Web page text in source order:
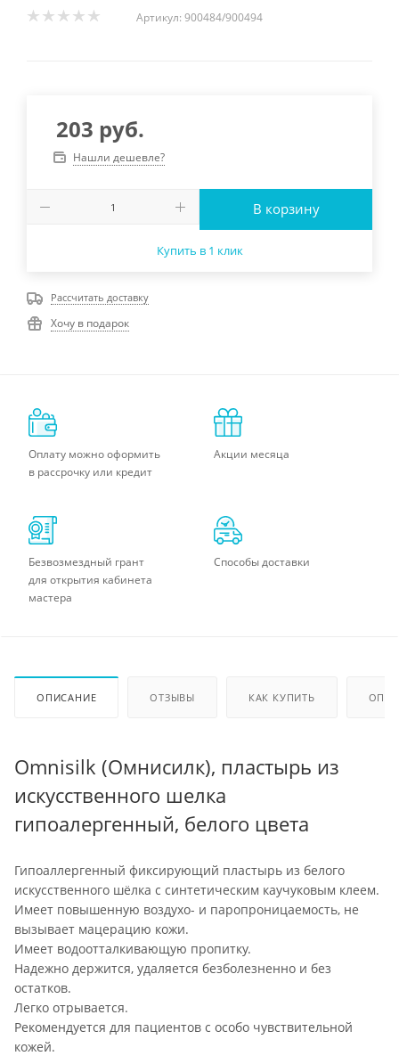
Артикул: 900484/900494
203 руб.
Нашли дешевле?
В корзину
Купить в 1 клик
Рассчитать доставку
Хочу в подарок
Оплату можно оформить
в рассрочку или кредит
Акции месяца
Безвозмездный грант
для открытия кабинета
мастера
Способы доставки
ОПИСАНИЕ ОТЗЫВЫ КАК КУПИТЬ
Omnisilk (Омнисилк), пластырь из
искусственного шелка
гипоалергенный, белого цвета
Гипоаллергенный фиксирующий пластырь из белого
искусственного шёлка с синтетическим каучуковым клеем.
Имеет повышенную воздухо- и паропроницаемость, не
вызывает мацерацию кожи.
Имеет водоотталкивающую пропитку.
Надежно держится, удаляется безболезненно и без
остатков.
Легко отрывается.
Рекомендуется для пациентов с особо чувствительной
кожей.